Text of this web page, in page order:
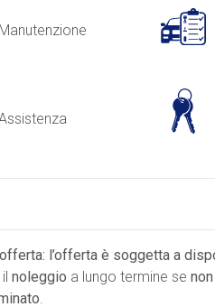
Manutenzione
l’offerta è soggetta a
il noleggio a lungo termine se
.